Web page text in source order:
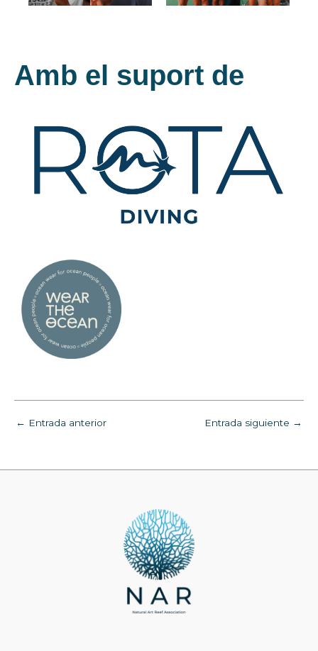
Amb el suport de
← Entrada anterior Entrada siguiente →